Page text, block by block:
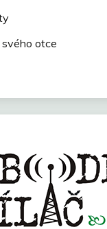
otce